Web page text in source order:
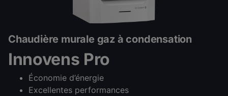
Chaudière murale gaz à condensation
Innovens Pro
Économie d’énergie
Excellentes performances